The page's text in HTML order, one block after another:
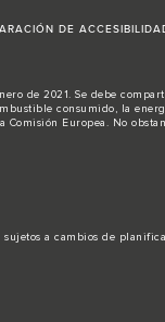
DE
de 2021. Se debe
consumido, la
Comisión Europea. No
a cambios de